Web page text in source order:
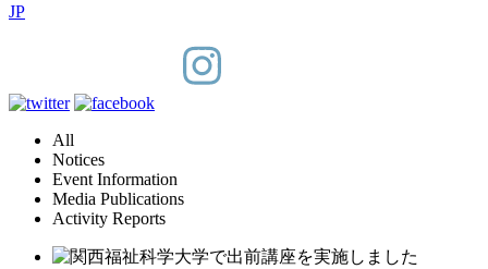
JP
All
Notices
Event Information
Media Publications
Activity Reports